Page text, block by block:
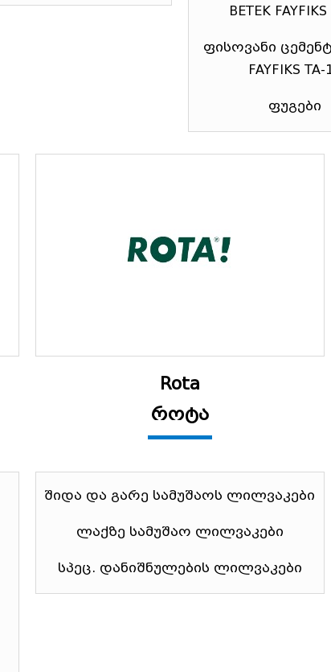
BETEK
ფისოვანი
FAYFIKS TA-
ფუგები
Rota
როტა
შიდა და გარე სამუშაოს ლილვაკები
ლაქზე სამუშაო ლილვაკები
სპეც. დანიშნულების ლილვაკები